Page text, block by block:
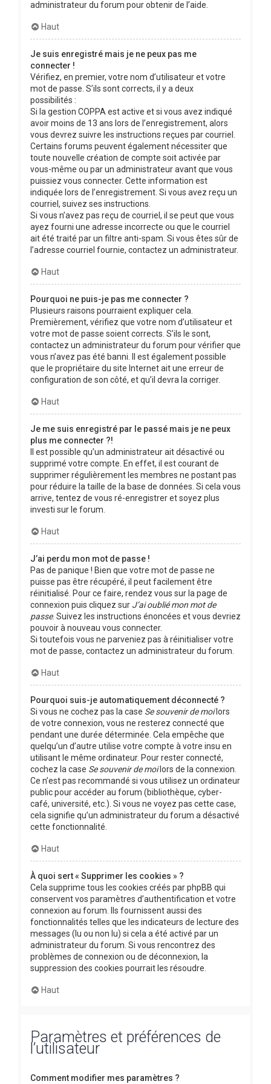
administrateur du forum pour obtenir de l’aide.
Haut
Je suis enregistré mais je ne peux pas me
connecter !
Vérifiez, en premier, votre nom d’utilisateur et votre
mot de passe. S’ils sont corrects, il y a deux
possibilités :
Si la gestion COPPA est active et si vous avez indiqué
avoir moins de 13 ans lors de l’enregistrement, alors
vous devrez suivre les instructions reçues par courriel.
Certains forums peuvent également nécessiter que
toute nouvelle création de compte soit activée par
vous-même ou par un administrateur avant que vous
puissiez vous connecter. Cette information est
indiquée lors de l’enregistrement. Si vous avez reçu un
courriel, suivez ses instructions.
Si vous n’avez pas reçu de courriel, il se peut que vous
ayez fourni une adresse incorrecte ou que le courriel
ait été traité par un filtre anti-spam. Si vous êtes sûr de
l’adresse courriel fournie, contactez un administrateur.
Haut
Pourquoi ne puis-je pas me connecter ?
Plusieurs raisons pourraient expliquer cela.
Premièrement, vérifiez que votre nom d’utilisateur et
votre mot de passe soient corrects. S’ils le sont,
contactez un administrateur du forum pour vérifier que
vous n’avez pas été banni. Il est également possible
que le propriétaire du site Internet ait une erreur de
configuration de son côté, et qu’il devra la corriger.
Haut
Je me suis enregistré par le passé mais je ne peux
plus me connecter ?!
Il est possible qu’un administrateur ait désactivé ou
supprimé votre compte. En effet, il est courant de
supprimer régulièrement les membres ne postant pas
pour réduire la taille de la base de données. Si cela vous
arrive, tentez de vous ré-enregistrer et soyez plus
investi sur le forum.
Haut
J’ai perdu mon mot de passe !
Pas de panique ! Bien que votre mot de passe ne
puisse pas être récupéré, il peut facilement être
réinitialisé. Pour ce faire, rendez vous sur la page de
connexion puis cliquez sur J’ai oublié mon mot de
passe. Suivez les instructions énoncées et vous devriez
pouvoir à nouveau vous connecter.
Si toutefois vous ne parveniez pas à réinitialiser votre
mot de passe, contactez un administrateur du forum.
Haut
Pourquoi suis-je automatiquement déconnecté ?
Si vous ne cochez pas la case Se souvenir de moilors
de votre connexion, vous ne resterez connecté que
pendant une durée déterminée. Cela empêche que
quelqu’un d’autre utilise votre compte à votre insu en
utilisant le même ordinateur. Pour rester connecté,
cochez la case Se souvenir de moilors de la connexion.
Ce n’est pas recommandé si vous utilisez un ordinateur
public pour accéder au forum (bibliothèque, cyber-
café, université, etc.). Si vous ne voyez pas cette case,
cela signifie qu’un administrateur du forum a désactivé
cette fonctionnalité.
Haut
À quoi sert « Supprimer les cookies » ?
Cela supprime tous les cookies créés par phpBB qui
conservent vos paramètres d’authentification et votre
connexion au forum. Ils fournissent aussi des
fonctionnalités telles que les indicateurs de lecture des
messages (lu ou non lu) si cela a été activé par un
administrateur du forum. Si vous rencontrez des
problèmes de connexion ou de déconnexion, la
suppression des cookies pourrait les résoudre.
Haut
Paramètres et préférences de
l’utilisateur
Comment modifier mes paramètres ?